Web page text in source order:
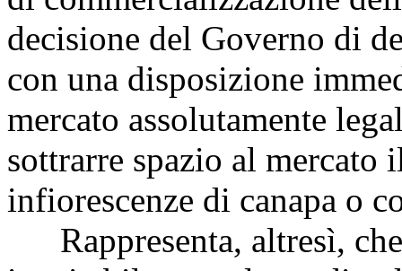
decisione del Governo di
con una disposizione
mercato assolutamente
sottrarre spazio al
infiorescenze di canapa o
Rappresenta, altresì,